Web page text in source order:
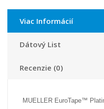
Viac Informácií
Dátový List
Recenzie (0)
MUELLER EuroTape™